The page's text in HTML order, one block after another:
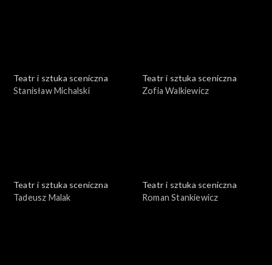
Teatr i sztuka sceniczna
Stanisław Michalski
Teatr i sztuka sceniczna
Zofia Walkiewicz
Teatr i sztuka sceniczna
Tadeusz Malak
Teatr i sztuka sceniczna
Roman Stankiewicz